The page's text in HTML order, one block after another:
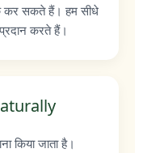
कर सकते हैं। हम सीधे
करते हैं।
किया जाता है।